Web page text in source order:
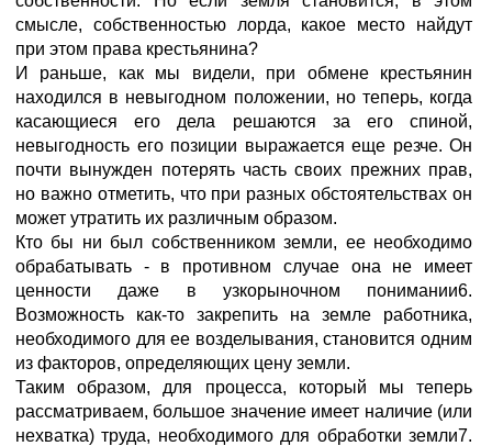
смысле, собственностью лорда, какое место найдут
при этом права крестьянина?
И раньше, как мы видели, при обмене крестьянин
находился в невыгодном положении, но теперь, когда
касающиеся его дела решаются за его спиной,
невыгодность его позиции выражается еще резче. Он
почти вынужден потерять часть своих прежних прав,
но важно отметить, что при разных обстоятельствах он
может утратить их различным образом.
Кто бы ни был собственником земли, ее необходимо
обрабатывать - в противном случае она не имеет
ценности даже в узкорыночном понимании6.
Возможность как-то закрепить на земле работника,
необходимого для ее возделывания, становится одним
из факторов, определяющих цену земли.
Таким образом, для процесса, который мы теперь
рассматриваем, большое значение имеет наличие (или
нехватка) труда, необходимого для обработки земли7.